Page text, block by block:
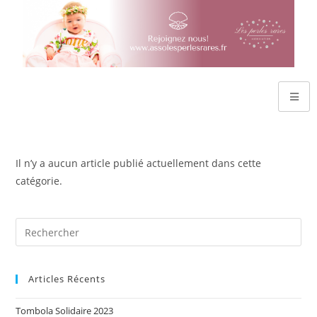
Il n’y a aucun article publié actuellement dans cette
catégorie.
Articles Récents
Tombola Solidaire 2023